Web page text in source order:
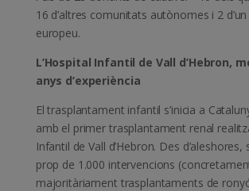
16 d’altres comunitats autònomes i 2
europeu.
L’Hospital Infantil de Vall d’Hebron,
anys d’experiència
El trasplantament infantil s’inicia a
amb el primer trasplantament renal
Infantil de Vall d’Hebron. Des d’aleshores,
prop de 1.000 intervencions
majoritàriament trasplantaments de